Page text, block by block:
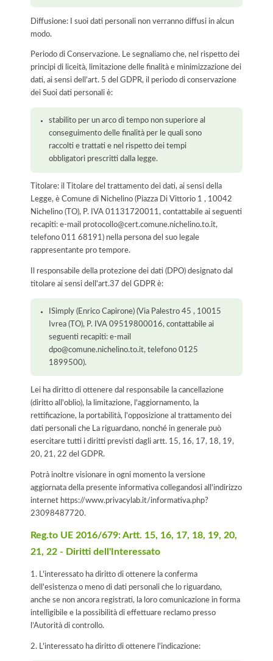
Diffusione: I suoi dati personali non verranno diffusi in alcun
modo.
Periodo di Conservazione. Le segnaliamo che, nel rispetto dei
principi di liceità, limitazione delle finalità e minimizzazione dei
dati, ai sensi dell’art. 5 del GDPR, il periodo di conservazione
dei Suoi dati personali è:
stabilito per un arco di tempo non superiore al
conseguimento delle finalità per le quali sono
raccolti e trattati e nel rispetto dei tempi
obbligatori prescritti dalla legge.
Titolare: il Titolare del trattamento dei dati, ai sensi della
Legge, è Comune di Nichelino (Piazza Di Vittorio 1 , 10042
Nichelino (TO), P. IVA 01131720011, contattabile ai seguenti
recapiti: e-mail protocollo@cert.comune.nichelino.to.it,
telefono 011 68191) nella persona del suo legale
rappresentante pro tempore.
Il responsabile della protezione dei dati (DPO) designato dal
titolare ai sensi dell'art.37 del GDPR è:
ISimply (Enrico Capirone) (Via Palestro 45 , 10015
Ivrea (TO), P. IVA 09519800016, contattabile ai
seguenti recapiti: e-mail
dpo@comune.nichelino.to.it, telefono 0125
1899500).
Lei ha diritto di ottenere dal responsabile la cancellazione
(diritto all'oblio), la limitazione, l'aggiornamento, la
rettificazione, la portabilità, l'opposizione al trattamento dei
dati personali che La riguardano, nonché in generale può
esercitare tutti i diritti previsti dagli artt. 15, 16, 17, 18, 19,
20, 21, 22 del GDPR.
Potrà inoltre visionare in ogni momento la versione
aggiornata della presente informativa collegandosi all'indirizzo
internet https://www.privacylab.it/informativa.php?
23098487720.
Reg.to UE 2016/679: Artt. 15, 16, 17, 18, 19, 20,
21, 22 - Diritti dell'Interessato
1. L'interessato ha diritto di ottenere la conferma
dell'esistenza o meno di dati personali che lo riguardano,
anche se non ancora registrati, la loro comunicazione in forma
intelligibile e la possibilità di effettuare reclamo presso
l’Autorità di controllo.
2. L'interessato ha diritto di ottenere l'indicazione: